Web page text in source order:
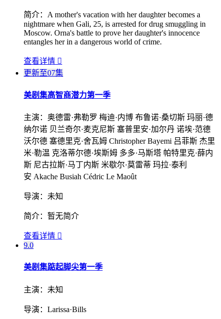
简介： A mother's vacation with her daughter becomes a
nightmare when Gali, 25, is arrested for drug smuggling in
Moscow. Orna's battle to prove her daughter's innocence
entangles her in a dangerous world of crime.
查看详情 
更新至07集
美剧集高智商潜力第一季
主演： 奥德雷·弗勒罗 梅迪·内博 布鲁诺·桑切斯 玛丽·德
纳尔诺 贝兰奇尔·麦克尼斯 塞普里安·加尔丹 诺埃·范德
沃尔德 塞德里克·舍瓦姆 Christopher Bayemi 吕菲斯 杰里
米·勒温 克洛蒂尔德·埃斯姆 多多·马斯塔 帕特里克·薛内
斯 尼古拉斯·马丁内斯 米歇尔·莫雷蒂 玛拉·泰利
安 Akache Busiah Cédric Le Maoût
导演： 未知
简介： 暂无简介
查看详情 
9.0
美剧集踮起脚尖第一季
主演： 未知
导演： Larissa·Bills